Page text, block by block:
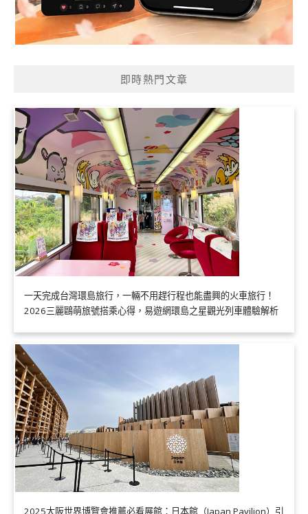
即時熱門文章
一天完成台灣環島旅行，一輛不用趕行程也能盡興的火車旅行！
2026三麗鷗萌旅號搭乘心得，易遊網環島之星觀光列車體驗解析